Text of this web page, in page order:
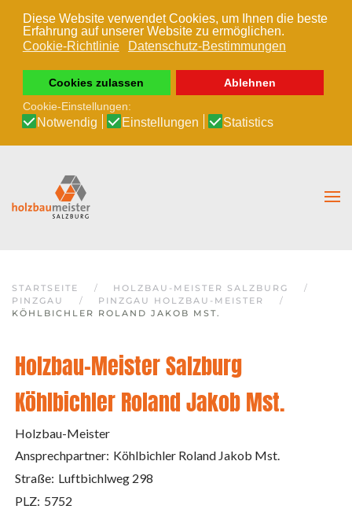
Diese Website verwendet Cookies, um Ihnen die beste
Erfahrung auf unserer Website zu ermöglichen.
Cookie-Richtlinie
Datenschutz-Bestimmungen
Cookies zulassen
Ablehnen
Cookie-Einstellungen:
Notwendig Einstellungen Statistics
Zum Hauptinhalt springen
STARTSEITE
HOLZBAU-MEISTER SALZBURG
PINZGAU
PINZGAU HOLZBAU-MEISTER
KÖHLBICHLER ROLAND JAKOB MST.
Holzbau-Meister Salzburg
Köhlbichler Roland Jakob Mst.
Holzbau-Meister
Ansprechpartner: Köhlbichler Roland Jakob Mst.
Straße: Luftbichlweg 298
PLZ: 5752